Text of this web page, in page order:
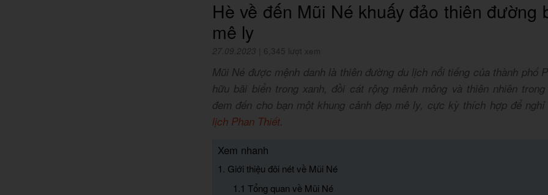
Hè về đến Mũi Né khuấy đảo thiên đường
mê ly
27.09.2023 6,345 lượt xem
Mũi Né được mệnh danh là thiên đường du lịch nổi tiếng của thành phố
hữu bãi biển trong xanh, đồi cát rộng mênh mông và thiên nhiên
đem đến cho bạn một khung cảnh đẹp mê ly, cực kỳ thích hợp để
lịch Phan Thiết.
Xem nhanh
1. Giới thiệu đôi nét về Mũi Né
1.1 Tổng quan về Mũi Né